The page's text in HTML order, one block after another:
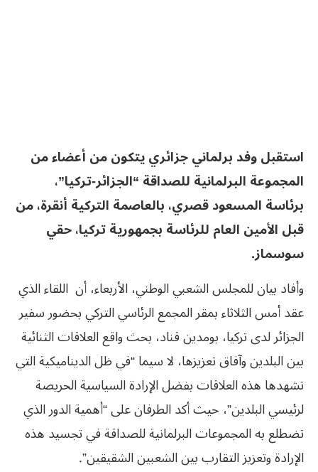
استقبل وفد برلماني جزائري يتكون من أعضاء من
المجموعة البرلمانية للصداقة “الجزائر-تركيا”،
برئاسة المسعود قصري، بالعاصمة التركية أنقرة، من
قبل الأمين العام للرئاسة بجمهورية تركيا، حقي
سوسماز.
وأفاد بيان للمجلس الشعبي الوطني، الأربعاء، أن اللقاء الذي
عقد أمس الثلاثاء بمقر المجمع الرئاسي التركي بحضور سفير
الجزائر لدى تركيا، بومدين قناد، بحث واقع العلاقات الثنائية
بين البلدين وآفاق تعزيزها، لا سيما “في ظل الديناميكية التي
تشهدها هذه العلاقات بفضل الإرادة السياسية الحريصة
لرئيسي البلدين”، حيث أكد الطرفان على “أهمية الدور الذي
تضطلع به المجموعات البرلمانية للصداقة في تجسيد هذه
الإرادة وتعزيز التقارب بين الشعبين الشقيقين”.